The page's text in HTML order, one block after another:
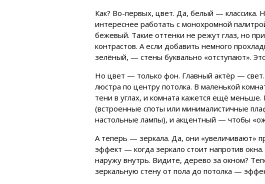
Как? Во-первых, цвет. Да, белый — классика.
интереснее работать с монохромной
бежевый. Такие оттенки не режут глаз, но
контрастов. А если добавить немного
зелёный, — стены буквально «отступают».
Но цвет — только фон. Главный актёр —
люстра по центру потолка. В маленькой
тени в углах, и комната кажется ещё
(встроенные споты или минималистичные
настольные лампы), и акцентный — чтобы
А теперь — зеркала. Да, они «увеличивают»
эффект — когда зеркало стоит напротив
наружу внутрь. Видите, дерево за окном?
зеркальную стену от пола до потолка —